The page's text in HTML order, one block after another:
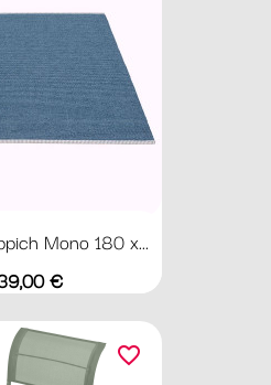
Mono 180 x...
€
favorite_border